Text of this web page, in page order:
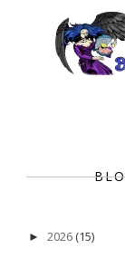
► 2026(15)